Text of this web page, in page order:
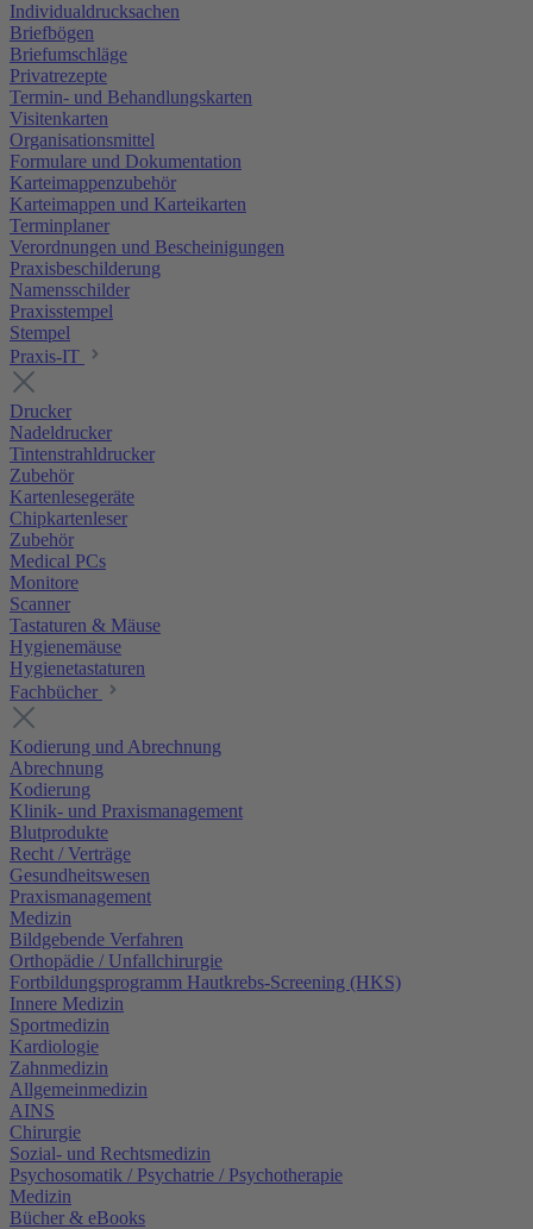
Individualdrucksachen
Briefbögen
Briefumschläge
Privatrezepte
Termin- und Behandlungskarten
Visitenkarten
Organisationsmittel
Formulare und Dokumentation
Karteimappenzubehör
Karteimappen und Karteikarten
Terminplaner
Verordnungen und Bescheinigungen
Praxisbeschilderung
Namensschilder
Praxisstempel
Stempel
Praxis-IT
Drucker
Nadeldrucker
Tintenstrahldrucker
Zubehör
Kartenlesegeräte
Chipkartenleser
Zubehör
Medical PCs
Monitore
Scanner
Tastaturen & Mäuse
Hygienemäuse
Hygienetastaturen
Fachbücher
Kodierung und Abrechnung
Abrechnung
Kodierung
Klinik- und Praxismanagement
Blutprodukte
Recht / Verträge
Gesundheitswesen
Praxismanagement
Medizin
Bildgebende Verfahren
Orthopädie / Unfallchirurgie
Fortbildungsprogramm Hautkrebs-Screening (HKS)
Innere Medizin
Sportmedizin
Kardiologie
Zahnmedizin
Allgemeinmedizin
AINS
Chirurgie
Sozial- und Rechtsmedizin
Psychosomatik / Psychatrie / Psychotherapie
Medizin
Bücher & eBooks